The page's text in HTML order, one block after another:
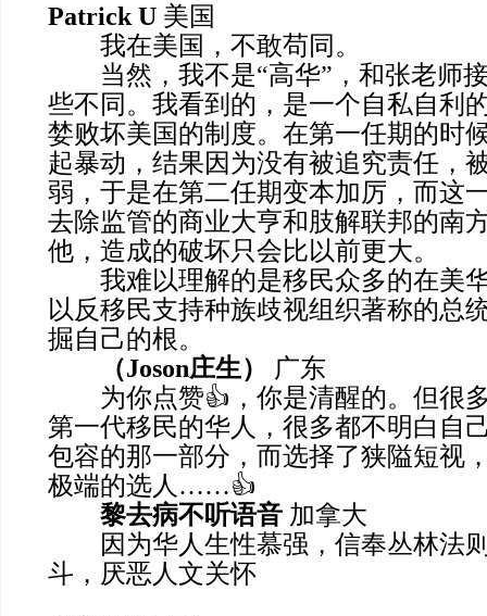
Patrick U 美国
我在美国，不敢苟同。
当然，我不是“高华”，和张老师
些不同。我看到的，是一个自私自利
婪败坏美国的制度。在第一任期的时
起暴动，结果因为没有被追究责任，
弱，于是在第二任期变本加厉，而这
去除监管的商业大亨和肢解联邦的南
他，造成的破坏只会比以前更大。
我难以理解的是移民众多的在美
以反移民支持种族歧视组织著称的总
掘自己的根。
（Joson庄生）
广东
为你点赞👍，你是清醒的。但很
第一代移民的华人，很多都不明白自
包容的那一部分，而选择了狭隘短视
极端的选人……👍
黎去病不听语音 加拿大
因为华人生性慕强，信奉丛林法
斗，厌恶人文关怀